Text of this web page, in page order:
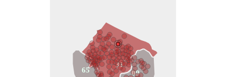
31
09
65